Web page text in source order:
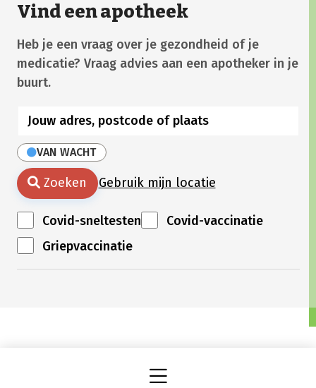
Vind een apotheek
Heb je een vraag over je gezondheid of je
medicatie? Vraag advies aan een apotheker in je
buurt.
VAN WACHT
Zoeken Gebruik mijn locatie
Covid-sneltesten
Covid-vaccinatie
Griepvaccinatie